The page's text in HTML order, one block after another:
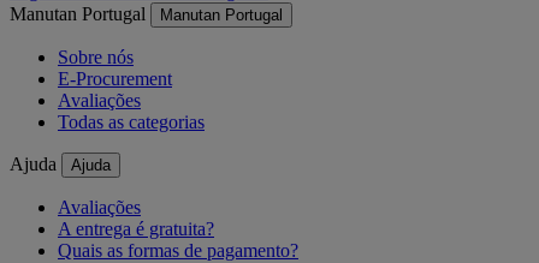
Manutan Portugal
Manutan Portugal
Sobre nós
E-Procurement
Avaliações
Todas as categorias
Ajuda Ajuda
Avaliações
A entrega é gratuita?
Quais as formas de pagamento?